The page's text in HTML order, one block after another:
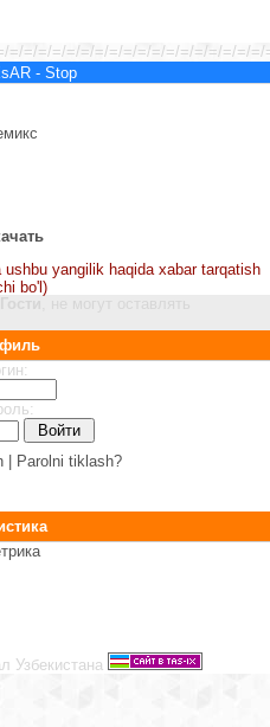
=/=/=/=/=/=/=/=/=/=/=/=/=/=/=/=/=/=/
- Stop
yangilik haqida xabar tarqatish
bo'l)
Parolni tiklash?
Узбекистана